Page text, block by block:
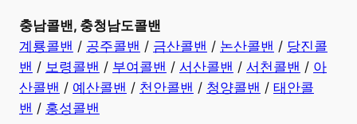
충남콜밴, 충청남도콜밴
계룡콜밴 / 공주콜밴 / 금산콜밴 / 논산콜밴 / 당진콜
밴 / 보령콜밴 / 부여콜밴 / 서산콜밴 / 서천콜밴 / 아
산콜밴 / 예산콜밴 / 천안콜밴 / 청양콜밴 / 태안콜
밴 / 홍성콜밴